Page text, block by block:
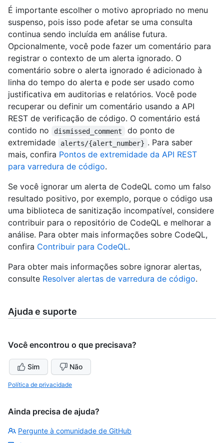
É importante escolher o motivo apropriado no menu
suspenso, pois isso pode afetar se uma consulta
continua sendo incluída em análise futura.
Opcionalmente, você pode fazer um comentário para
registrar o contexto de um alerta ignorado. O
comentário sobre o alerta ignorado é adicionado à
linha do tempo do alerta e pode ser usado como
justificativa em auditorias e relatórios. Você pode
recuperar ou definir um comentário usando a API
REST de verificação de código. O comentário está
contido no
dismissed_comment
do ponto de
extremidade
alerts/{alert_number} . Para saber
mais, confira Pontos de extremidade da API REST
para varredura de código.
Se você ignorar um alerta de CodeQL como um falso
resultado positivo, por exemplo, porque o código usa
uma biblioteca de sanitização incompatível, considere
contribuir para o repositório de CodeQL e melhorar a
análise. Para obter mais informações sobre CodeQL,
confira Contribuir para CodeQL.
Para obter mais informações sobre ignorar alertas,
consulte Resolver alertas de varredura de código.
Ajuda e suporte
Você encontrou o que precisava?
Sim Não
Política de privacidade
Ainda precisa de ajuda?
Pergunte à comunidade de GitHub